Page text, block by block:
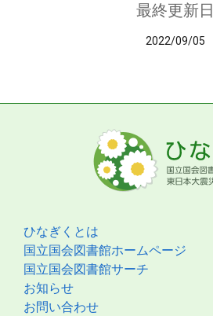
最終更新日
2022/09/05
ひなぎくとは
国立国会図書館ホームページ
国立国会図書館サーチ
お知らせ
お問い合わせ